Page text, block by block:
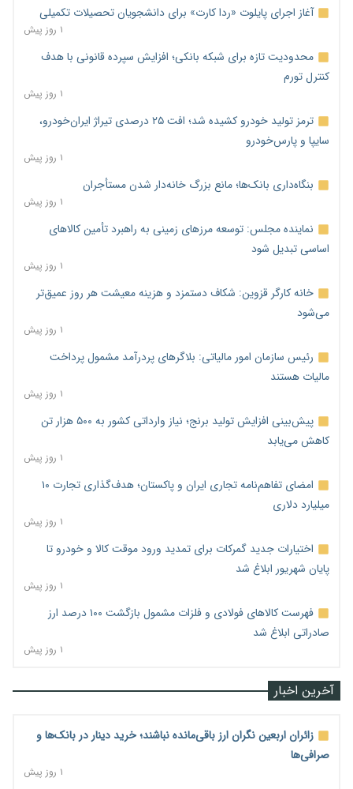
آغاز اجرای پایلوت «ردا کارت» برای دانشجویان تحصیلات تکمیلی
۱ روز پیش
محدودیت تازه برای شبکه بانکی؛ افزایش سپرده قانونی با هدف
کنترل تورم
۱ روز پیش
ترمز تولید خودرو کشیده شد؛ افت ۲۵ درصدی تیراژ ایران‌خودرو،
سایپا و پارس‌خودرو
۱ روز پیش
بنگاه‌داری بانک‌ها؛ مانع بزرگ خانه‌دار شدن مستأجران
۱ روز پیش
نماینده مجلس: توسعه مرزهای زمینی به راهبرد تأمین کالاهای
اساسی تبدیل شود
۱ روز پیش
خانه کارگر قزوین: شکاف دستمزد و هزینه معیشت هر روز عمیق‌تر
می‌شود
۱ روز پیش
رئیس سازمان امور مالیاتی: بلاگرهای پردرآمد مشمول پرداخت
مالیات هستند
۱ روز پیش
پیش‌بینی افزایش تولید برنج؛ نیاز وارداتی کشور به ۵۰۰ هزار تن
کاهش می‌یابد
۱ روز پیش
امضای تفاهم‌نامه تجاری ایران و پاکستان؛ هدف‌گذاری تجارت ۱۰
میلیارد دلاری
۱ روز پیش
اختیارات جدید گمرکات برای تمدید ورود موقت کالا و خودرو تا
پایان شهریور ابلاغ شد
۱ روز پیش
فهرست کالاهای فولادی و فلزات مشمول بازگشت ۱۰۰ درصد ارز
صادراتی ابلاغ شد
۱ روز پیش
آخرین اخبار
زائران اربعین نگران ارز باقی‌مانده نباشند؛ خرید دینار در بانک‌ها و
صرافی‌ها
۱ روز پیش